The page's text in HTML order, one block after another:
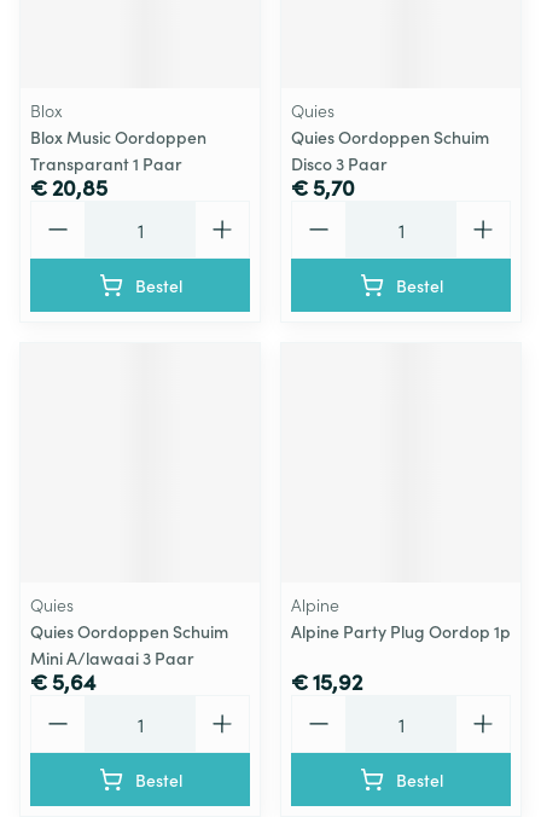
Blox
Blox Music Oordoppen
Transparant 1 Paar
€ 20,85
Bestel
Quies
Quies Oordoppen Schuim
Disco 3 Paar
€ 5,70
Bestel
Quies
Quies Oordoppen Schuim
Mini A/lawaai 3 Paar
€ 5,64
Bestel
Alpine
Alpine Party Plug Oordop 1p
€ 15,92
Bestel